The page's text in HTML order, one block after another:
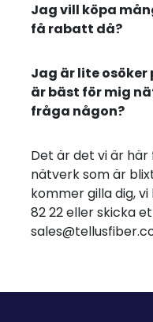
Jag vill köpa
få rabatt då?
Jag är lite
är bäst för mig
fråga någon?
Det är det vi är
nätverk som är
kommer gilla dig, vi
82 22 eller skicka